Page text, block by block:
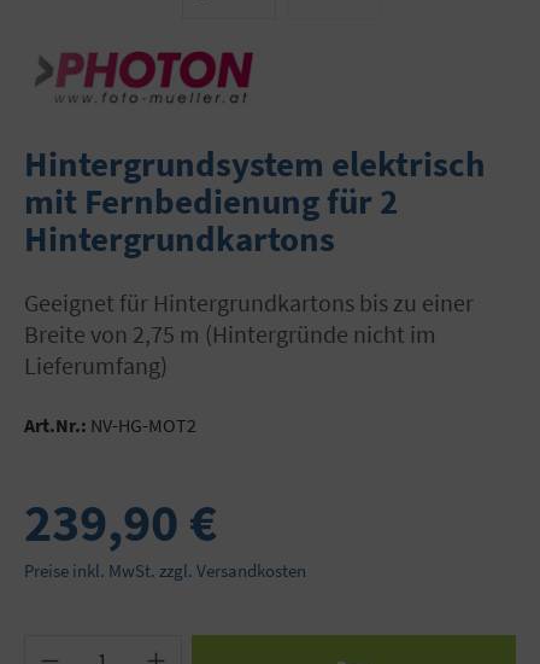
Hintergrundsystem elektrisch
mit Fernbedienung für 2
Hintergrundkartons
geeignet für Hintergrundkartons bis zu einer
Breite von 2,75 m (Hintergründe nicht im
Lieferumfang)
Art.Nr.: NV-HG-MOT2
239,90 €
Preise inkl. MwSt. zzgl. Versandkosten
Produkt Anzahl: Gib den gewünschten Wert